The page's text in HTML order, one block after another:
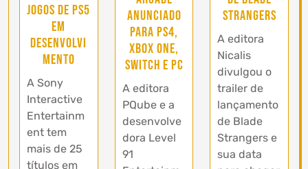
jogos de PS5
em
desenvolvi
mento
A Sony
Interactive
Entertainm
ent tem
mais de 25
títulos em
anunciado
para PS4,
Xbox One,
Switch e PC
A editora
PQube e a
desenvolve
dora Level
91
Strangers
A editora
Nicalis
divulgou o
trailer de
lançamento
de Blade
Strangers e
sua data